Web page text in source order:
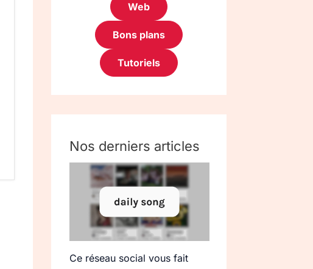
Web
Bons plans
Tutoriels
Nos derniers articles
Ce réseau social vous fait